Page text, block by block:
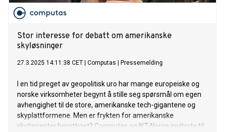
Stor interesse for debatt om amerikanske
skyløsninger
27.3.2025 14:11:38 CET Computas Pressemelding
I en tid preget av geopolitisk uro har mange europeiske og
norske virksomheter begynt å stille seg spørsmål om egen
avhengighet til de store, amerikanske tech-gigantene og
skyplattformene. Men er frykten for amerikanske
skytjenester berettiget? Computas og IKT-Norge inviterte til